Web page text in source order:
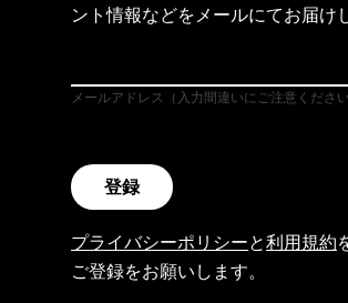
ント情報などをメールにてお届け
メールアドレス（入力間違いにご注意ください
登録
プライバシーポリシーと利用規約
ご登録をお願いします。